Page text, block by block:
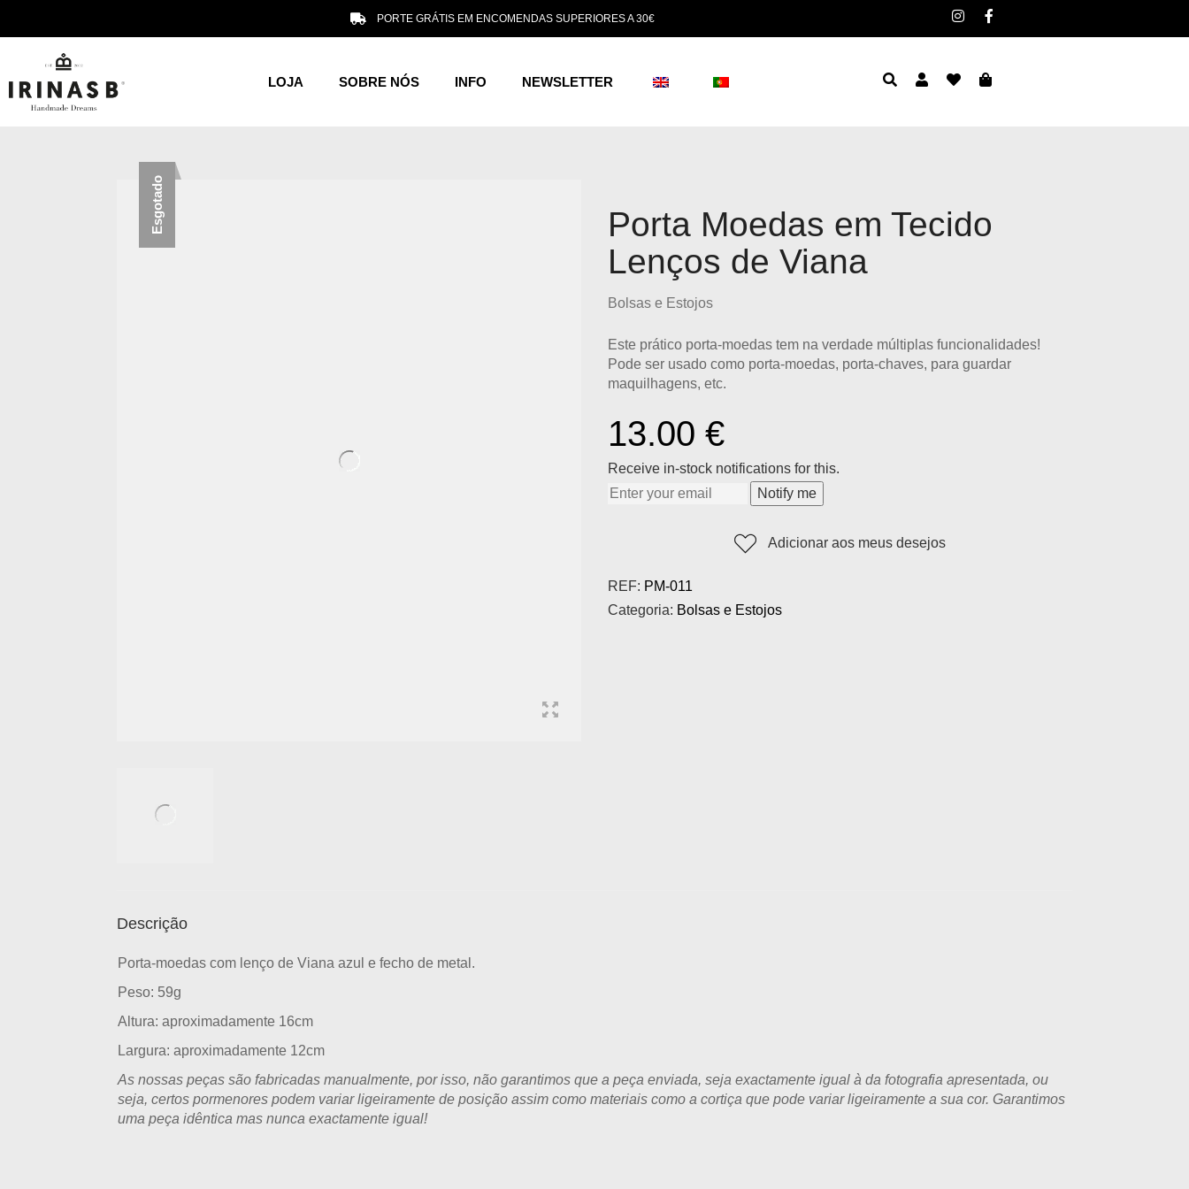
PORTE GRÁTIS EM ENCOMENDAS SUPERIORES A 30€
LOJA SOBRE NÓS INFO NEWSLETTER
Esgotado
Porta Moedas em Tecido
Lenços de Viana
Bolsas e Estojos
Este prático porta-moedas tem na verdade múltiplas funcionalidades!
Pode ser usado como porta-moedas, porta-chaves, para guardar
maquilhagens, etc.
13.00 €
Receive in-stock notifications for this.
Notify me
Adicionar aos meus desejos
REF: PM-011
Categoria: Bolsas e Estojos
Descrição
Porta-moedas com lenço de Viana azul e fecho de metal.
Peso: 59g
Altura: aproximadamente 16cm
Largura: aproximadamente 12cm
As nossas peças são fabricadas manualmente, por isso, não garantimos que a peça enviada, seja exactamente igual à da fotografia apresentada, ou
seja, certos pormenores podem variar ligeiramente de posição assim como materiais como a cortiça que pode variar ligeiramente a sua cor. Garantimos
uma peça idêntica mas nunca exactamente igual!